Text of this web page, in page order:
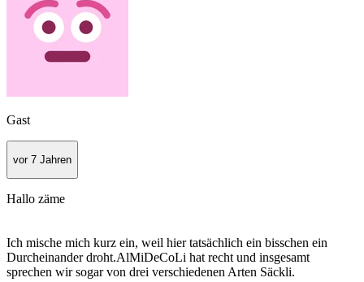
Gast
vor 7 Jahren
Hallo zäme
Ich mische mich kurz ein, weil hier tatsächlich ein bisschen ein
Durcheinander droht.AlMiDeCoLi hat recht und insgesamt
sprechen wir sogar von drei verschiedenen Arten Säckli.